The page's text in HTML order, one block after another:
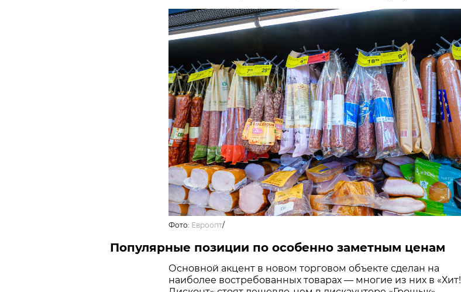
Фото: Евроопт/
Популярные позиции по особенно заметным ценам
Основной акцент в новом торговом объекте сделан на
наиболее востребованных товарах — многие из них в «Хит!